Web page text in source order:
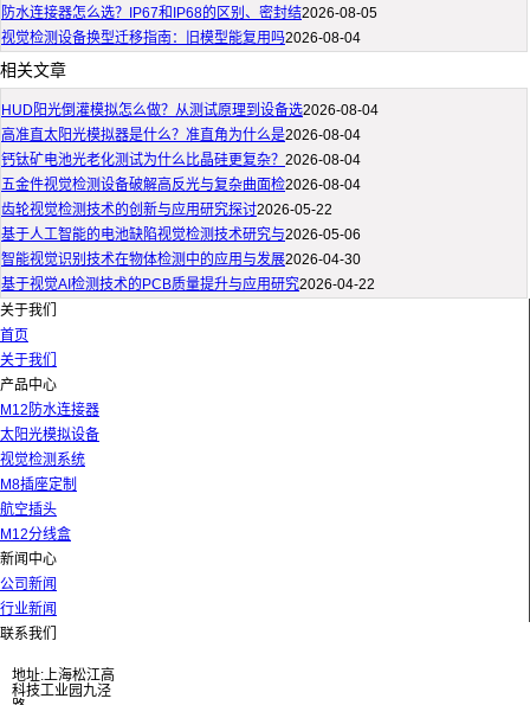
防水连接器怎么选？IP67和IP68的区别、密封结2026-08-05
视觉检测设备换型迁移指南：旧模型能复用吗2026-08-04
相关文章
HUD阳光倒灌模拟怎么做？从测试原理到设备选2026-08-04
高准直太阳光模拟器是什么？准直角为什么是2026-08-04
钙钛矿电池光老化测试为什么比晶硅更复杂？ 2026-08-04
五金件视觉检测设备破解高反光与复杂曲面检2026-08-04
齿轮视觉检测技术的创新与应用研究探讨2026-05-22
基于人工智能的电池缺陷视觉检测技术研究与2026-05-06
智能视觉识别技术在物体检测中的应用与发展2026-04-30
基于视觉AI检测技术的PCB质量提升与应用研究2026-04-22
关于我们
首页
关于我们
产品中心
M12防水连接器
太阳光模拟设备
视觉检测系统
M8插座定制
航空插头
M12分线盒
新闻中心
公司新闻
行业新闻
联系我们
地址:上海松江高
科技工业园九泾